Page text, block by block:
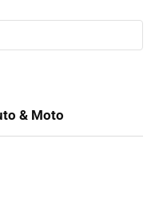
& Moto